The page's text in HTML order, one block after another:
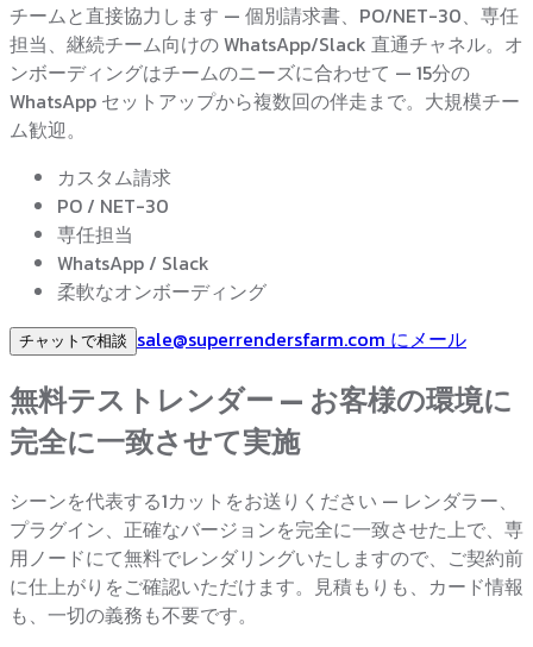
チームと直接協力します — 個別請求書、PO/NET-30、専任
担当、継続チーム向けの WhatsApp/Slack 直通チャネル。オ
ンボーディングはチームのニーズに合わせて — 15分の
WhatsApp セットアップから複数回の伴走まで。大規模チー
ム歓迎。
カスタム請求
PO / NET-30
専任担当
WhatsApp / Slack
柔軟なオンボーディング
チャットで相談 sale@superrendersfarm.com にメール
無料テストレンダー — お客様の環境に
完全に一致させて実施
シーンを代表する1カットをお送りください — レンダラー、
プラグイン、正確なバージョンを完全に一致させた上で、専
用ノードにて無料でレンダリングいたしますので、ご契約前
に仕上がりをご確認いただけます。見積もりも、カード情報
も、一切の義務も不要です。